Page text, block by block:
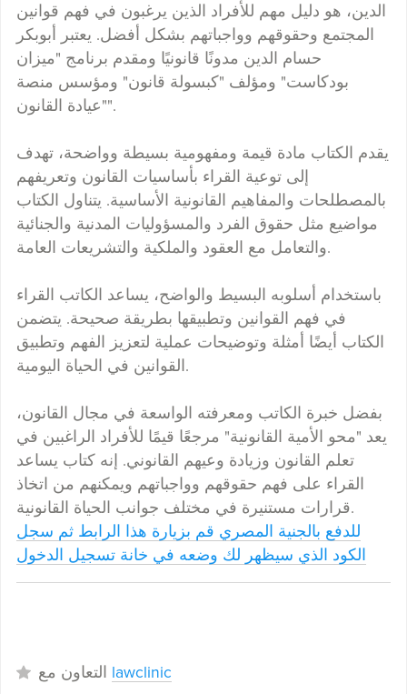
الدين، هو دليل مهم للأفراد الذين يرغبون في فهم قوانين
المجتمع وحقوقهم وواجباتهم بشكل أفضل. يعتبر أبوبكر
حسام الدين مدونًا قانونيًا ومقدم برنامج "ميزان
بودكاست" ومؤلف "كبسولة قانون" ومؤسس منصة
"عيادة القانون".
يقدم الكتاب مادة قيمة ومفهومية بسيطة وواضحة، تهدف
إلى توعية القراء بأساسيات القانون وتعريفهم
بالمصطلحات والمفاهيم القانونية الأساسية. يتناول الكتاب
مواضيع مثل حقوق الفرد والمسؤوليات المدنية والجنائية
والتعامل مع العقود والملكية والتشريعات العامة.
باستخدام أسلوبه البسيط والواضح، يساعد الكاتب القراء
في فهم القوانين وتطبيقها بطريقة صحيحة. يتضمن
الكتاب أيضًا أمثلة وتوضيحات عملية لتعزيز الفهم وتطبيق
القوانين في الحياة اليومية.
بفضل خبرة الكاتب ومعرفته الواسعة في مجال القانون،
يعد "محو الأمية القانونية" مرجعًا قيمًا للأفراد الراغبين في
تعلم القانون وزيادة وعيهم القانوني. إنه كتاب يساعد
القراء على فهم حقوقهم وواجباتهم ويمكنهم من اتخاذ
قرارات مستنيرة في مختلف جوانب الحياة القانونية.
للدفع بالجنية المصري قم بزيارة هذا الرابط ثم سجل
الكود الذي سيظهر لك وضعه في خانة تسجيل الدخول
lawclinic